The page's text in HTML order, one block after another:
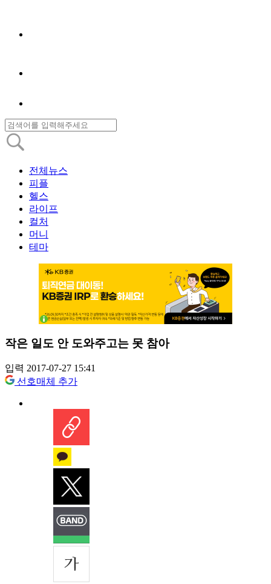
전체뉴스
피플
헬스
라이프
컬처
머니
테마
작은 일도 안 도와주고는 못 참아
입력 2017-07-27 15:41
선호매체 추가